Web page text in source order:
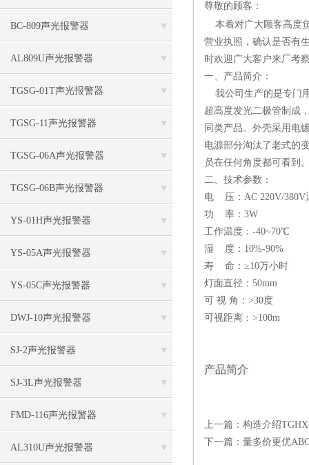
BC-809声光报警器
AL809U声光报警器
TGSG-01T声光报警器
TGSG-11声光报警器
TGSG-06A声光报警器
TGSG-06B声光报警器
YS-01H声光报警器
YS-05A声光报警器
YS-05C声光报警器
DWJ-10声光报警器
SJ-2声光报警器
SJ-3L声光报警器
FMD-116声光报警器
AL310U声光报警器
尊敬的顾客：
本着对广大顾客高度
营业执照，确认是否有
时欢迎广大客户来厂考
一、产品简介：
我公司生产的是专门
超高度发光二极管制成
同类产品。外壳采用电
电源部分淘汰了老式的
员在任何角度都可看到
二、技术参数：
电 压：AC 220V/
功 率：3W
工作温度：-40~70℃
湿 度：10%-90%
寿 命：≥10万小时
灯面直径：50mm
可 视 角：>30度
可视距离：>100m
产品简介
上一篇： 构造介绍
下一篇： 量多价更优